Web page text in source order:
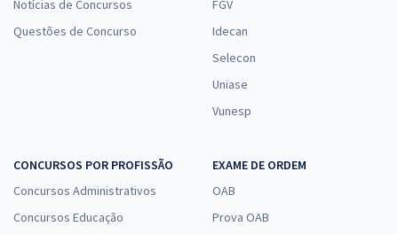
Notícias de Concursos
Questões de Concurso
FGV
Idecan
Selecon
Uniase
Vunesp
CONCURSOS POR PROFISSÃO
Concursos Administrativos
Concursos Educação
EXAME DE ORDEM
OAB
Prova OAB